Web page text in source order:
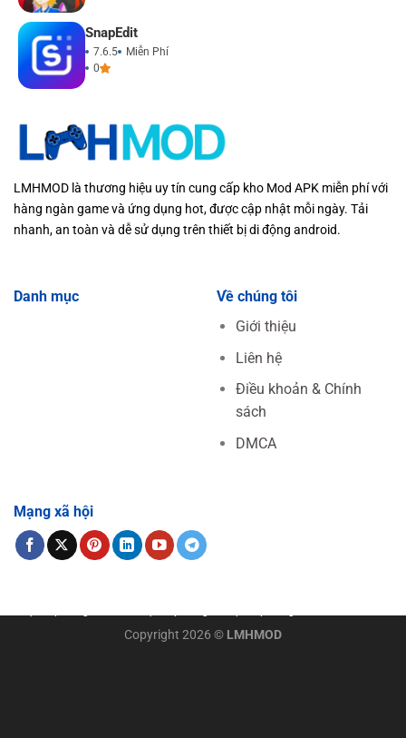
SnapEdit
7.6.5
Miễn Phí
0
LMHMOD là thương hiệu uy tín cung cấp kho Mod APK miễn phí với
hàng ngàn game và ứng dụng hot, được cập nhật mỗi ngày. Tải
nhanh, an toàn và dễ sử dụng trên thiết bị di động android.
Danh mục
Về chúng tôi
Giới thiệu
Liên hệ
Điều khoản & Chính
sách
DMCA
Mạng xã hội
Copyright 2026 © LMHMOD